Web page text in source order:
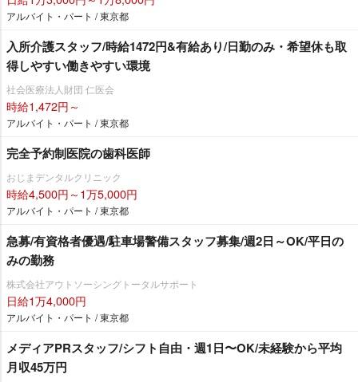
アルバイト・パート / 東京都
入所介護スタッフ/時給1472円&有給あり/日勤のみ・希望休も取
得しやすい働きやすい環境
社会医療法人財団 仁医会
時給1,472円～
アルバイト・パート / 東京都
完全予約制医院の歯科医師
おじまデンタルクリニック
時給4,500円～1万5,000円
アルバイト・パート / 東京都
急募/有資格者優遇/駐車場警備スタッフ募集/週2日～OK/平日の
みの勤務
株式会社アウトソーシングトータルサポート
日給1万4,000円
アルバイト・パート / 東京都
メディアPRスタッフ/シフト自由・週1日〜OK/未経験から平均
月収45万円